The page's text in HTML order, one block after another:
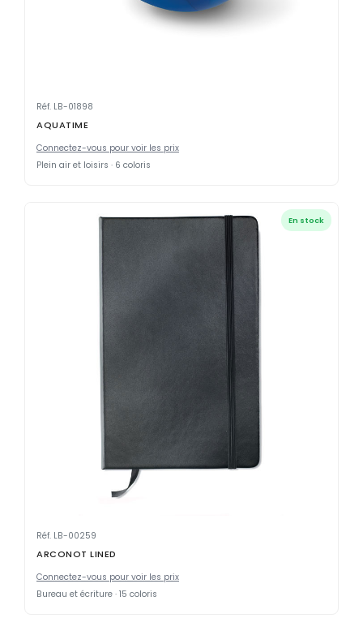
Réf. LB-01898
AQUATIME
Connectez-vous pour voir les prix
Plein air et loisirs · 6 coloris
En stock
Réf. LB-00259
ARCONOT LINED
Connectez-vous pour voir les prix
Bureau et écriture · 15 coloris